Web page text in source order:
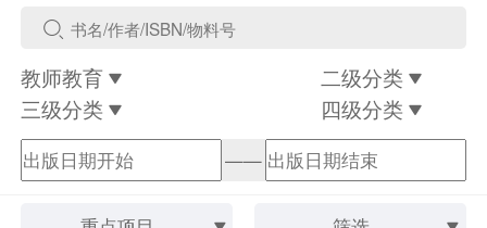
教师教育
二级分类
三级分类
四级分类
——